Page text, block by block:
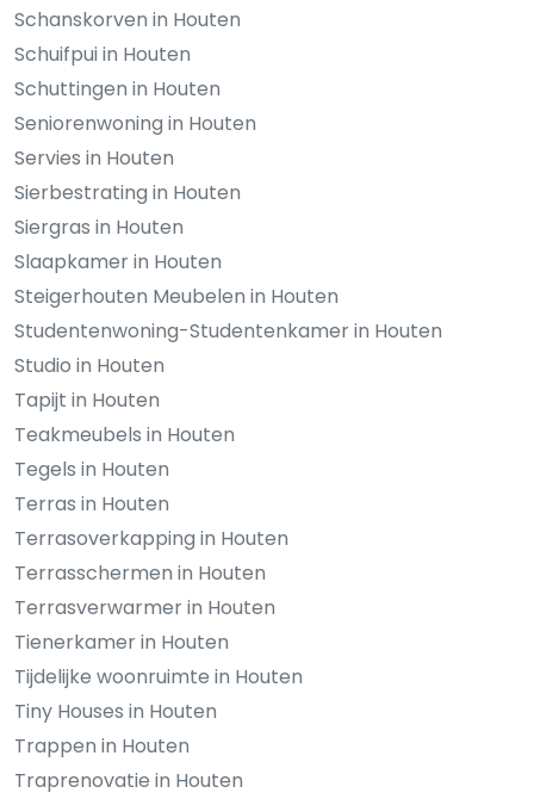
Schanskorven in Houten
Schuifpui in Houten
Schuttingen in Houten
Seniorenwoning in Houten
Servies in Houten
Sierbestrating in Houten
Siergras in Houten
Slaapkamer in Houten
Steigerhouten Meubelen in Houten
Studentenwoning-Studentenkamer in Houten
Studio in Houten
Tapijt in Houten
Teakmeubels in Houten
Tegels in Houten
Terras in Houten
Terrasoverkapping in Houten
Terrasschermen in Houten
Terrasverwarmer in Houten
Tienerkamer in Houten
Tijdelijke woonruimte in Houten
Tiny Houses in Houten
Trappen in Houten
Traprenovatie in Houten